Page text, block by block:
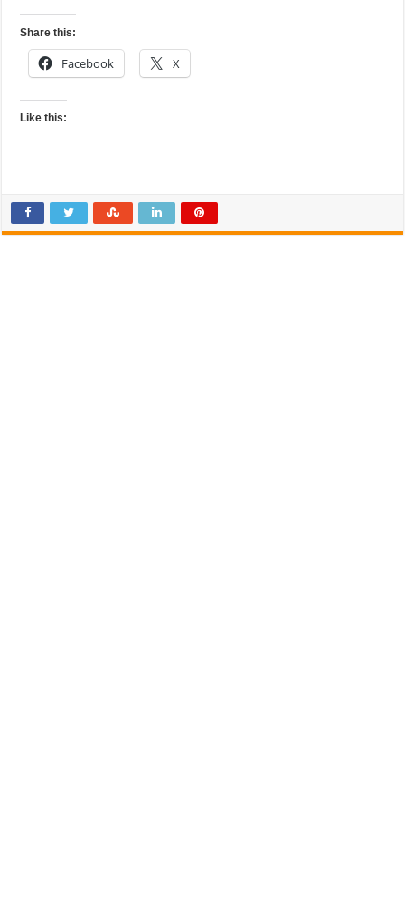
Share this:
Facebook X
Like this: